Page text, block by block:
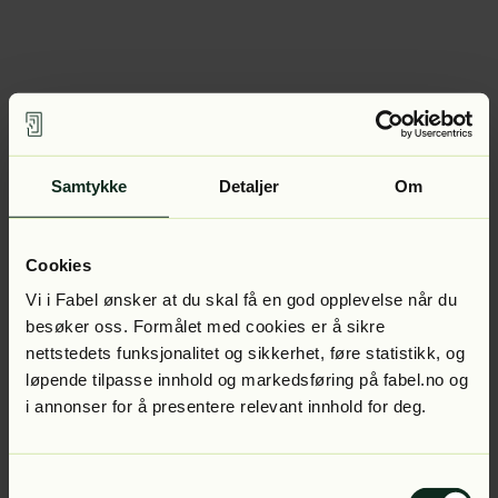
Samtykke Detaljer Om
Cookies
Vi i Fabel ønsker at du skal få en god opplevelse når du
besøker oss. Formålet med cookies er å sikre
nettstedets funksjonalitet og sikkerhet, føre statistikk, og
løpende tilpasse innhold og markedsføring på fabel.no og
i annonser for å presentere relevant innhold for deg.